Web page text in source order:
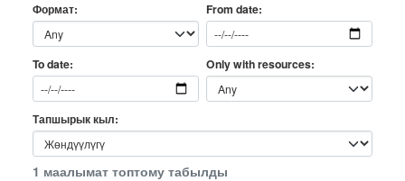
Формат From date
To date Only with resources
Тапшырык кыл
1 маалымат топтому табылды